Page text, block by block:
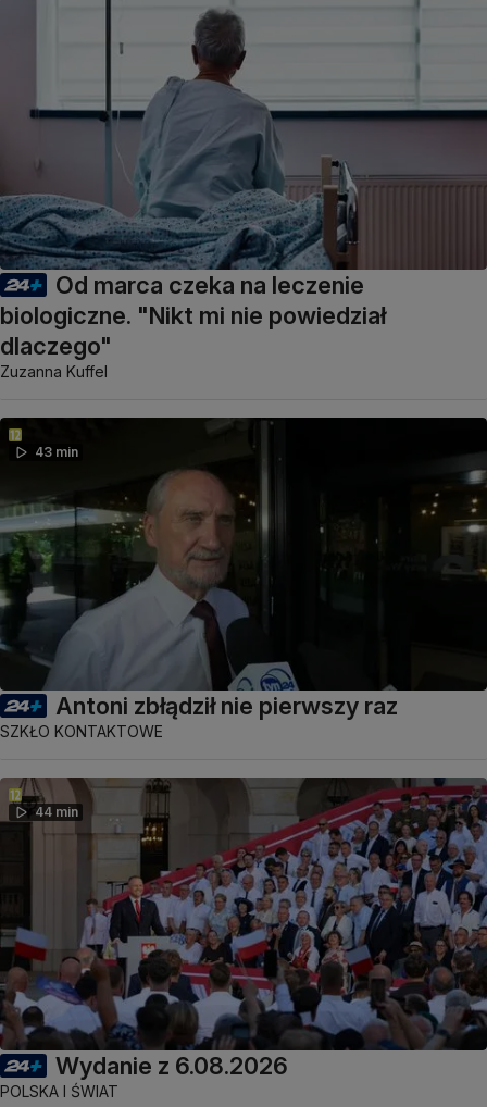
Od marca czeka na leczenie
biologiczne. "Nikt mi nie powiedział
dlaczego"
Zuzanna Kuffel
43 min
Antoni zbłądził nie pierwszy raz
SZKŁO KONTAKTOWE
44 min
Wydanie z 6.08.2026
POLSKA I ŚWIAT